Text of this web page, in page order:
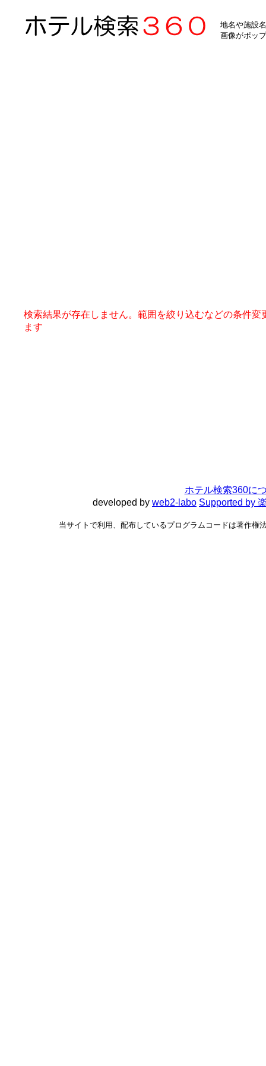
地名や施設
画像がポッ
検索結果が存在しません。範囲を絞り込むなどの条件変
ます
ホテル検索360に
developed by web2-labo Supported by
当サイトで利用、配布しているプログラムコードは著作